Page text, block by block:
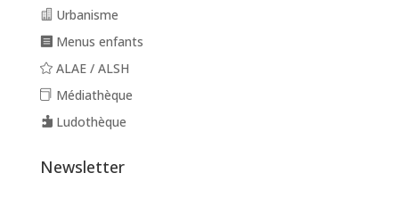
Urbanisme
Menus enfants
ALAE / ALSH
Médiathèque
Ludothèque
Newsletter